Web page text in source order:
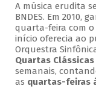
A música erudita
BNDES. Em 2010,
quarta-feira com
início oferecia ao
Orquestra
Quartas Clássicas
semanais,
as quartas-feiras